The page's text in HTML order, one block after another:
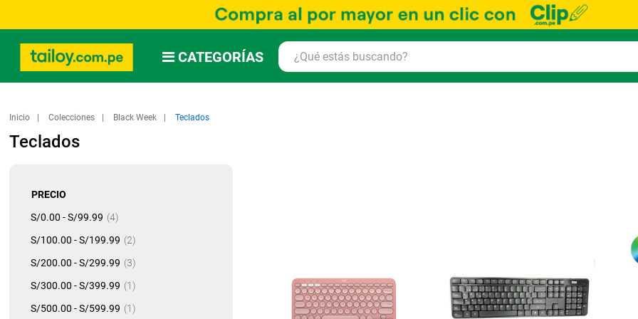
CATEGORÍAS
Inicio Colecciones Black Week Teclados
Teclados
PRECIO
S/0.00 -S/99.99 4artículo
S/100.00 -S/199.99 2artículo
S/200.00 -S/299.99 3artículo
S/300.00 -S/399.99 1artículo
S/500.00 -S/599.99 1artículo